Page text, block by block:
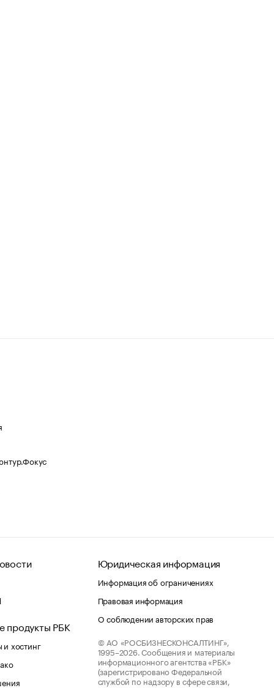
продукты РБК
хостинг
Юридическая информация
Информация об ограничениях
Правовая информация
О соблюдении авторских прав
© АО «РОСБИЗНЕСКОНСАЛТИНГ»,
1995–2026. Сообщения и материалы
информационного агентства «РБК»
(зарегистрировано Федеральной
службой по надзору в сфере связи,